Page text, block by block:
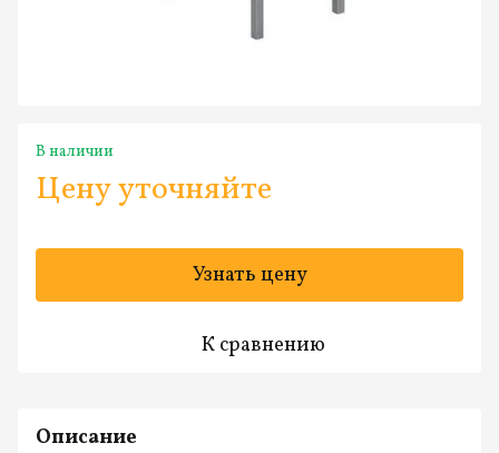
В наличии
Цену уточняйте
Узнать цену
К сравнению
Описание